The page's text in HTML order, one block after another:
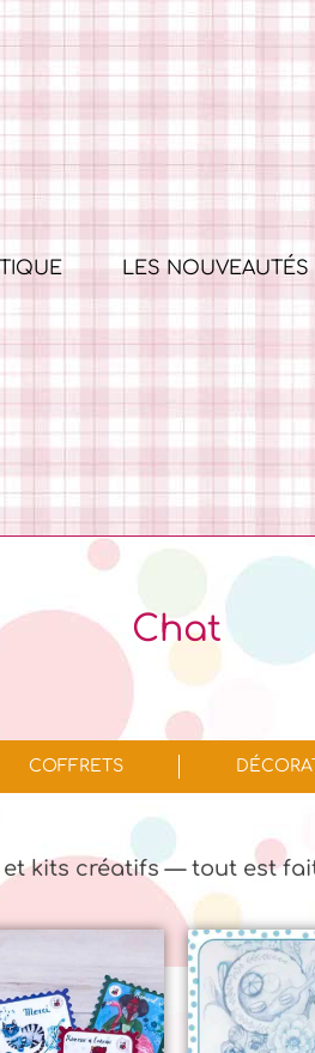
LES NOUVEAUTÉS
Chat
COFFRETS
kits créatifs — tout est